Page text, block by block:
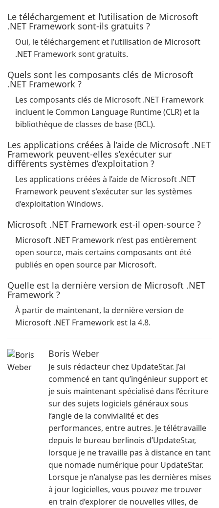
Le téléchargement et l’utilisation de Microsoft
.NET Framework sont-ils gratuits ?
Oui, le téléchargement et l’utilisation de Microsoft
.NET Framework sont gratuits.
Quels sont les composants clés de Microsoft
.NET Framework ?
Les composants clés de Microsoft .NET Framework
incluent le Common Language Runtime (CLR) et la
bibliothèque de classes de base (BCL).
Les applications créées à l’aide de Microsoft .NET
Framework peuvent-elles s’exécuter sur
différents systèmes d’exploitation ?
Les applications créées à l’aide de Microsoft .NET
Framework peuvent s’exécuter sur les systèmes
d’exploitation Windows.
Microsoft .NET Framework est-il open-source ?
Microsoft .NET Framework n’est pas entièrement
open source, mais certains composants ont été
publiés en open source par Microsoft.
Quelle est la dernière version de Microsoft .NET
Framework ?
À partir de maintenant, la dernière version de
Microsoft .NET Framework est la 4.8.
Boris Weber
Je suis rédacteur chez UpdateStar. J’ai
commencé en tant qu’ingénieur support et
je suis maintenant spécialisé dans l’écriture
sur des sujets logiciels généraux sous
l’angle de la convivialité et des
performances, entre autres. Je télétravaille
depuis le bureau berlinois d’UpdateStar,
lorsque je ne travaille pas à distance en tant
que nomade numérique pour UpdateStar.
Lorsque je n’analyse pas les dernières mises
à jour logicielles, vous pouvez me trouver
en train d’explorer de nouvelles villes, de